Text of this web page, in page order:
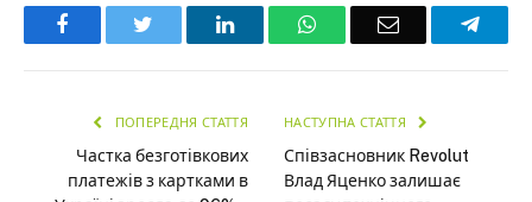
Facebook LinkedInWhatsAppEmail
ПОПЕРЕДНЯ СТАТТЯ
Частка безготівкових
платежів з картками в
НАСТУПНА СТАТТЯ
Співзасновник Revolut
Влад Яценко залишає